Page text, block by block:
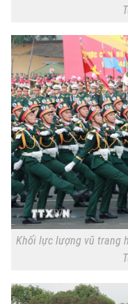
Khối lực lượng vũ trang